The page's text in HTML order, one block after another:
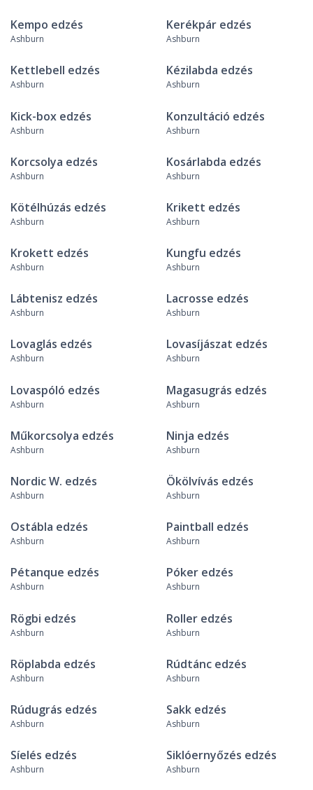
Kempo edzés
Ashburn
Kerékpár edzés
Ashburn
Kettlebell edzés
Ashburn
Kézilabda edzés
Ashburn
Kick-box edzés
Ashburn
Konzultáció edzés
Ashburn
Korcsolya edzés
Ashburn
Kosárlabda edzés
Ashburn
Kötélhúzás edzés
Ashburn
Krikett edzés
Ashburn
Krokett edzés
Ashburn
Kungfu edzés
Ashburn
Lábtenisz edzés
Ashburn
Lacrosse edzés
Ashburn
Lovaglás edzés
Ashburn
Lovasíjászat edzés
Ashburn
Lovaspóló edzés
Ashburn
Magasugrás edzés
Ashburn
Műkorcsolya edzés
Ashburn
Ninja edzés
Ashburn
Nordic W. edzés
Ashburn
Ökölvívás edzés
Ashburn
Ostábla edzés
Ashburn
Paintball edzés
Ashburn
Pétanque edzés
Ashburn
Póker edzés
Ashburn
Rögbi edzés
Ashburn
Roller edzés
Ashburn
Röplabda edzés
Ashburn
Rúdtánc edzés
Ashburn
Rúdugrás edzés
Ashburn
Sakk edzés
Ashburn
Síelés edzés
Ashburn
Siklóernyőzés edzés
Ashburn